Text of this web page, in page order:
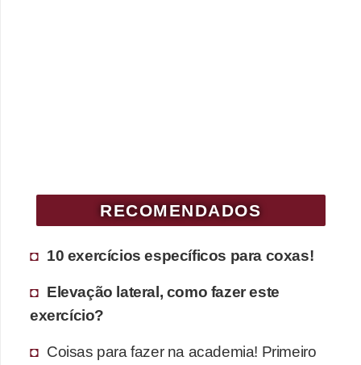
RECOMENDADOS
10 exercícios específicos para coxas!
Elevação lateral, como fazer este
exercício?
Coisas para fazer na academia! Primeiro